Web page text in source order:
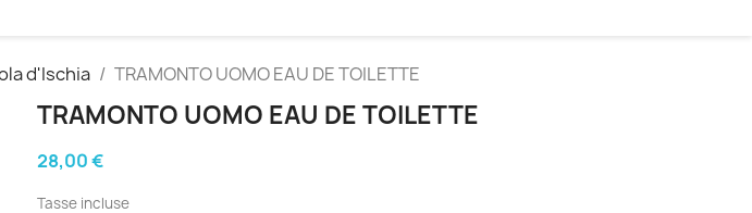
d'Ischia TRAMONTO UOMO EAU DE TOILETTE
TRAMONTO UOMO EAU DE TOILETTE
28,00 €
Tasse incluse